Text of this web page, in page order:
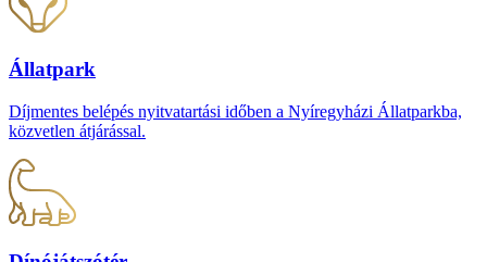
Állatpark
Díjmentes belépés nyitvatartási időben a Nyíregyházi Állatparkba,
közvetlen átjárással.